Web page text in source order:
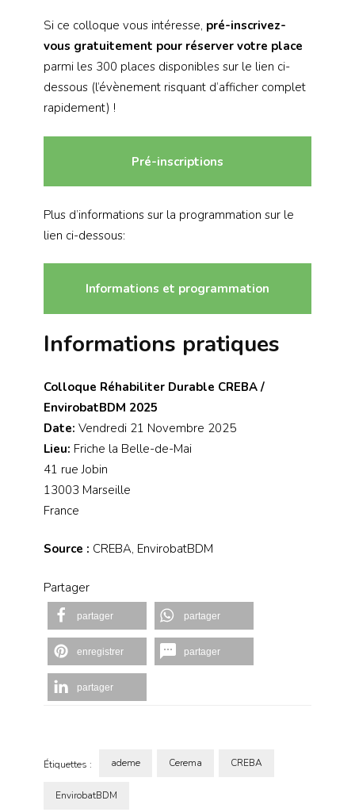
Si ce colloque vous intéresse, pré-inscrivez-
vous gratuitement pour réserver votre place
parmi les 300 places disponibles sur le lien ci-
dessous (l’évènement risquant d’afficher complet
rapidement) !
Pré-inscriptions
Plus d’informations sur la programmation sur le
lien ci-dessous:
Informations et programmation
Informations pratiques
Colloque Réhabiliter Durable CREBA /
EnvirobatBDM 2025
Date: Vendredi 21 Novembre 2025
Lieu: Friche la Belle-de-Mai
41 rue Jobin
13003 Marseille
France
Source : CREBA, EnvirobatBDM
Partager
partager partager
enregistrer partager
partager
Étiquettes : ademe Cerema CREBA
EnvirobatBDM